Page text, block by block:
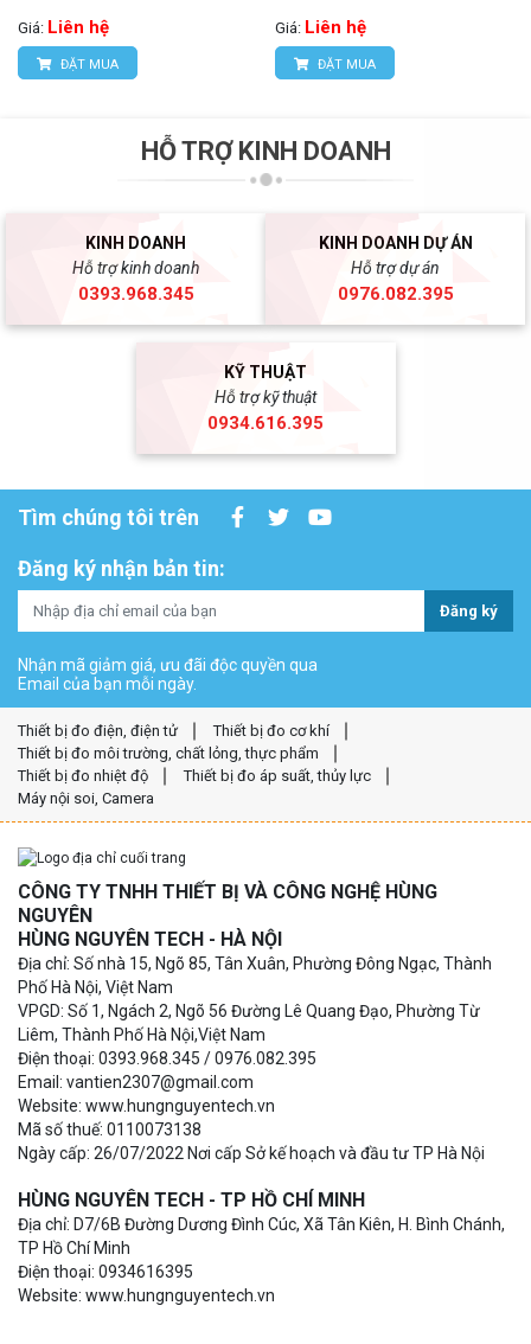
Giá: Liên hệ
ĐẶT MUA
Giá: Liên hệ
ĐẶT MUA
HỖ TRỢ KINH DOANH
KINH DOANH
Hỗ trợ kinh doanh
0393.968.345
KINH DOANH DỰ ÁN
Hỗ trợ dự án
0976.082.395
KỸ THUẬT
Hỗ trợ kỹ thuật
0934.616.395
Tìm chúng tôi trên
Đăng ký nhận bản tin:
Đăng ký
Nhận mã giảm giá, ưu đãi độc quyền qua
Email của bạn mỗi ngày.
Thiết bị đo điện, điện tử
Thiết bị đo cơ khí
Thiết bị đo môi trường, chất lỏng, thực phẩm
Thiết bị đo nhiệt độ
Thiết bị đo áp suất, thủy lực
Máy nội soi, Camera
CÔNG TY TNHH THIẾT BỊ VÀ CÔNG NGHỆ HÙNG
NGUYÊN
HÙNG NGUYÊN TECH - HÀ NỘI
Địa chỉ: Số nhà 15, Ngõ 85, Tân Xuân, Phường Đông Ngạc, Thành
Phố Hà Nội, Việt Nam
VPGD: Số 1, Ngách 2, Ngõ 56 Đường Lê Quang Đạo, Phường Từ
Liêm, Thành Phố Hà Nội,Việt Nam
Điện thoại: 0393.968.345 / 0976.082.395
Email: vantien2307@gmail.com
Website: www.hungnguyentech.vn
Mã số thuế: 0110073138
Ngày cấp: 26/07/2022 Nơi cấp Sở kế hoạch và đầu tư TP Hà Nội
HÙNG NGUYÊN TECH - TP HỒ CHÍ MINH
Địa chỉ: D7/6B Đường Dương Đình Cúc, Xã Tân Kiên, H. Bình Chánh,
TP Hồ Chí Minh
Điện thoại: 0934616395
Website: www.hungnguyentech.vn